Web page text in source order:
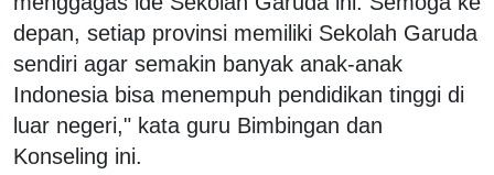
depan, setiap provinsi memiliki Sekolah Garuda
sendiri agar semakin banyak anak-anak
Indonesia bisa menempuh pendidikan tinggi di
luar negeri," kata guru Bimbingan dan
Konseling ini.